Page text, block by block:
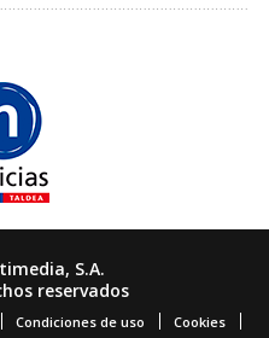
S.A.
reservados
Condiciones de uso Cookies